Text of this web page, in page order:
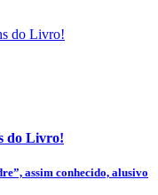
do Livro!
assim conhecido, alusivo